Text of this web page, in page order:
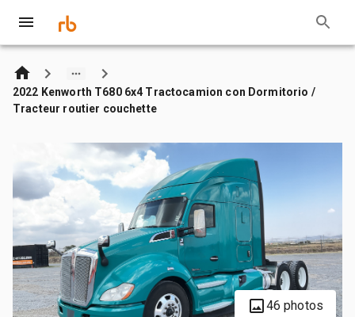
2022 Kenworth T680 6x4 Tractocamion con Dormitorio /
Tracteur routier couchette
46 photos